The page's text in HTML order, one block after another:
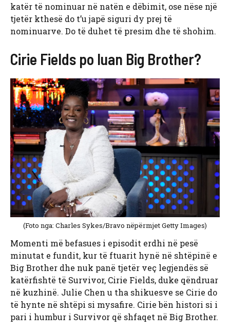
katër të nominuar në natën e dëbimit, ose nëse një
tjetër kthesë do t’u japë siguri dy prej të
nominuarve. Do të duhet të presim dhe të shohim.
Cirie Fields po luan Big Brother?
(Foto nga: Charles Sykes/Bravo nëpërmjet Getty Images)
Momenti më befasues i episodit erdhi në pesë
minutat e fundit, kur të ftuarit hynë në shtëpinë e
Big Brother dhe nuk panë tjetër veç legjendës së
katërfishtë të Survivor, Cirie Fields, duke qëndruar
në kuzhinë. Julie Chen u tha shikuesve se Cirie do
të hynte në shtëpi si mysafire. Cirie bën histori si i
pari i humbur i Survivor që shfaqet në Big Brother.